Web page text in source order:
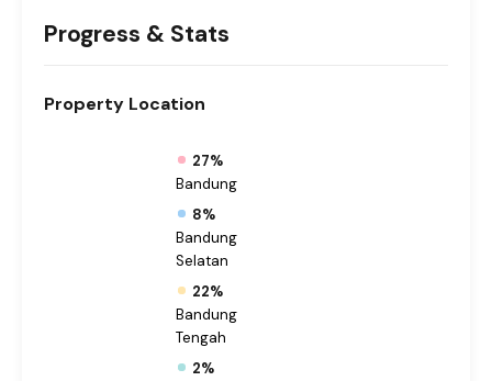
Progress & Stats
Property Location
27%
Bandung
8%
Bandung
Selatan
22%
Bandung
Tengah
2%